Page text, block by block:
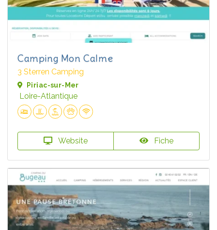
Camping Mon Calme
3 Sterren Camping
Piriac-sur-Mer
Loire-Atlantique
Website Fiche